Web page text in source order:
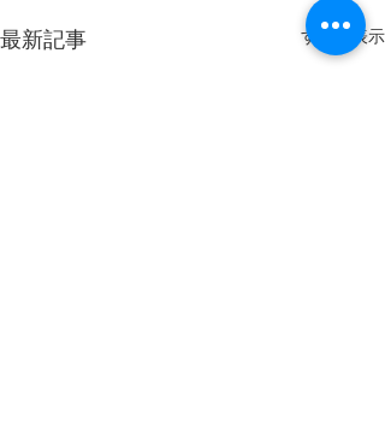
最新記事 すべて表示